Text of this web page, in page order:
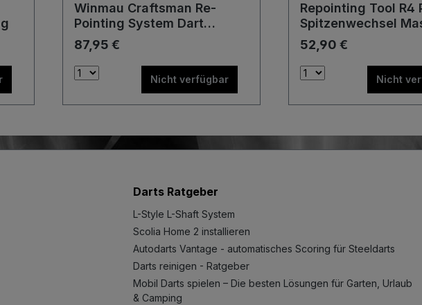
Winmau Craftsman Re-
Pointing System Dart
Spitzenwechsel Maschine
Werkzeug
87,95 €
Nicht verfügbar
Repointing Tool R4
Spitzenwechsel
Werkzeug
52,90 €
Nicht
Darts Ratgeber
L-Style L-Shaft System
Scolia Home 2 installieren
Autodarts Vantage - automatisches Scoring für Steeldarts
Darts reinigen - Ratgeber
Mobil Darts spielen – Die besten Lösungen für Garten, Urlaub
& Camping